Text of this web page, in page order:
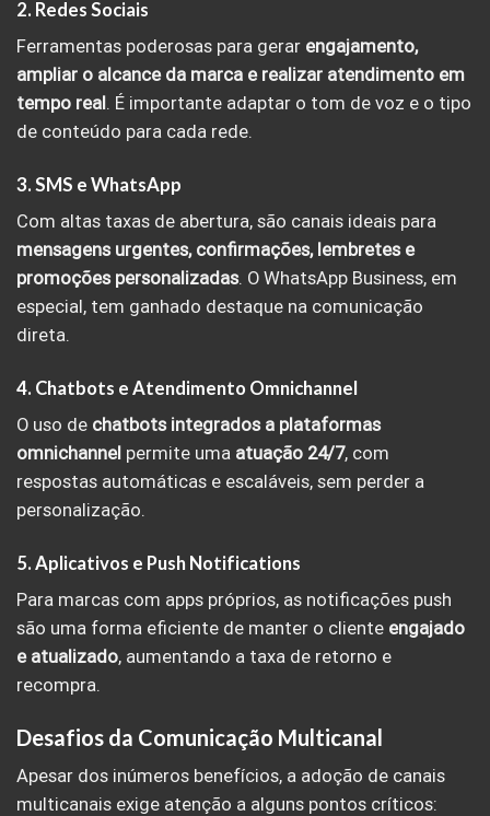
2. Redes Sociais
Ferramentas poderosas para gerar engajamento,
ampliar o alcance da marca e realizar atendimento em
tempo real . É importante adaptar o tom de voz e o tipo
de conteúdo para cada rede.
3. SMS e WhatsApp
Com altas taxas de abertura, são canais ideais para
mensagens urgentes, confirmações, lembretes e
promoções personalizadas. O WhatsApp Business, em
especial, tem ganhado destaque na comunicação
direta.
4. Chatbots e Atendimento Omnichannel
O uso de chatbots integrados a plataformas
omnichannel permite uma atuação 24/7, com
respostas automáticas e escaláveis, sem perder a
personalização.
5. Aplicativos e Push Notifications
Para marcas com apps próprios, as notificações push
são uma forma eficiente de manter o cliente engajado
e atualizado, aumentando a taxa de retorno e
recompra.
Desafios da Comunicação Multicanal
Apesar dos inúmeros benefícios, a adoção de canais
multicanais exige atenção a alguns pontos críticos: